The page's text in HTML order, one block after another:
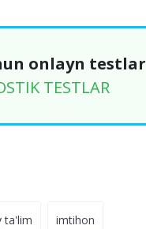
onlayn testlar
TESTLAR
ta'lim imtihon